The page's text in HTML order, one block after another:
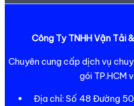
Công Ty TNHH Vận Tải
Chuyên cung cấp dịch vụ
gói TP.HCM
Địa chỉ: Số 48 Đường